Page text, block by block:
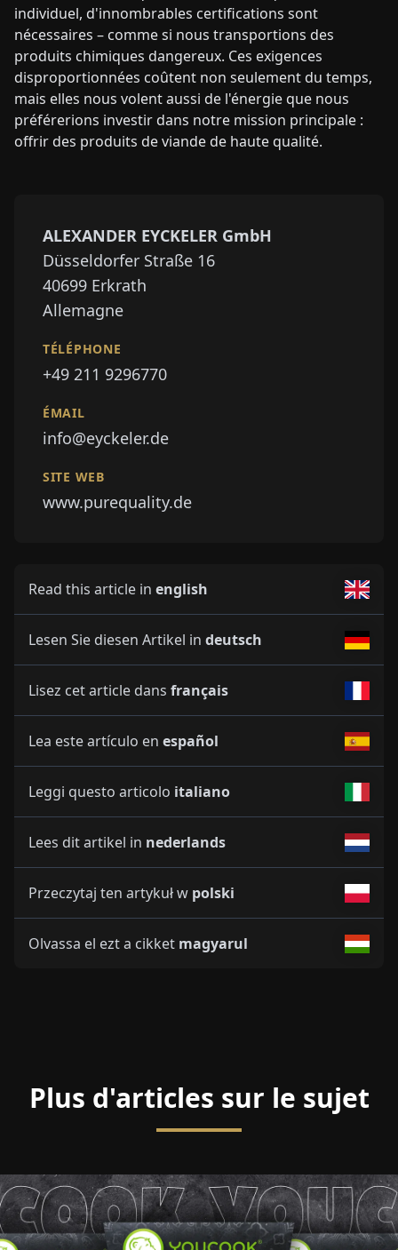
individuel, d'innombrables certifications sont
nécessaires – comme si nous transportions des
produits chimiques dangereux. Ces exigences
disproportionnées coûtent non seulement du temps,
mais elles nous volent aussi de l'énergie que nous
préférerions investir dans notre mission principale :
offrir des produits de viande de haute qualité.
ALEXANDER EYCKELER GmbH
Düsseldorfer Straße 16
40699 Erkrath
Allemagne
TÉLÉPHONE
+49 211 9296770
ÉMAIL
info@eyckeler.de
SITE WEB
www.purequality.de
Read this article in english
Lesen Sie diesen Artikel in deutsch
Lisez cet article dans français
Lea este artículo en español
Leggi questo articolo italiano
Lees dit artikel in nederlands
Przeczytaj ten artykuł w polski
Olvassa el ezt a cikket magyarul
Plus d'articles sur le sujet